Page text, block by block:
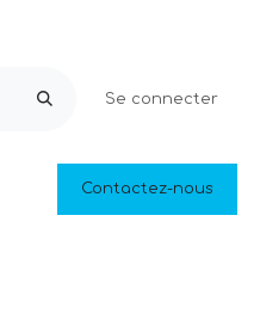
Se connecter
Piscines naturelles
Contactez-nous